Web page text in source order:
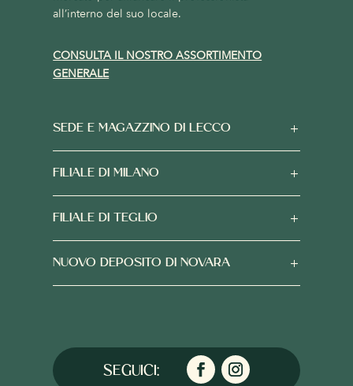
all’interno del suo locale.
CONSULTA IL NOSTRO ASSORTIMENTO
GENERALE
SEDE E MAGAZZINO DI LECCO
FILIALE DI MILANO
FILIALE DI TEGLIO
NUOVO DEPOSITO DI NOVARA